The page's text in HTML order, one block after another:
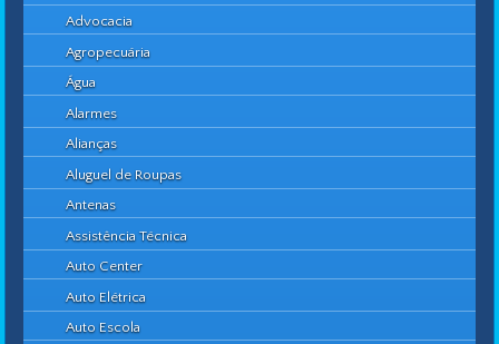
Advocacia
Agropecuária
Água
Alarmes
Alianças
Aluguel de Roupas
Antenas
Assistência Técnica
Auto Center
Auto Elétrica
Auto Escola